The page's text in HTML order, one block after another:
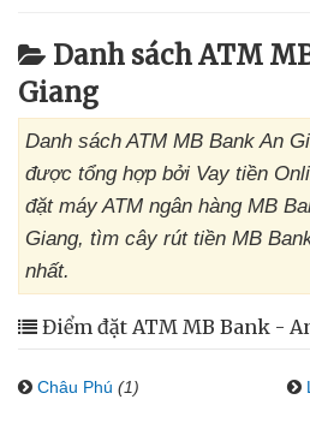
Danh sách ATM
Giang
Danh sách ATM MB Bank An
được tổng hợp bởi Vay tiền
đặt máy ATM ngân hàng MB
Giang, tìm cây rút tiền MB
nhất.
Điểm đặt ATM MB Bank -
Châu Phú (1)